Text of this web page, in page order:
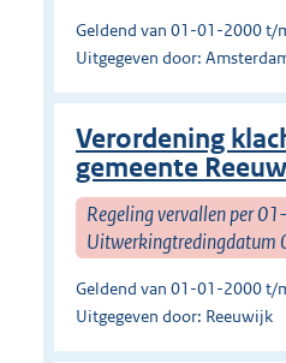
Geldend van 01-01-2000 t/
Uitgegeven door:
Verordening
gemeente
Regeling vervallen per
Geldend van 01-01-2000 t/
Uitgegeven door: Reeuwijk